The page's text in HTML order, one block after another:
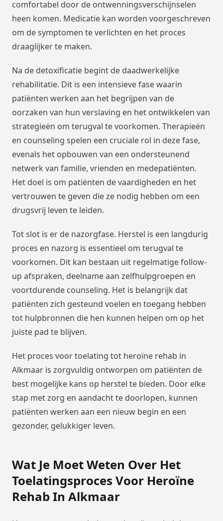
comfortabel door de ontwenningsverschijnselen
heen komen. Medicatie kan worden voorgeschreven
om de symptomen te verlichten en het proces
draaglijker te maken.
Na de detoxificatie begint de daadwerkelijke
rehabilitatie. Dit is een intensieve fase waarin
patiënten werken aan het begrijpen van de
oorzaken van hun verslaving en het ontwikkelen van
strategieën om terugval te voorkomen. Therapieën
en counseling spelen een cruciale rol in deze fase,
evenals het opbouwen van een ondersteunend
netwerk van familie, vrienden en medepatiënten.
Het doel is om patiënten de vaardigheden en het
vertrouwen te geven die ze nodig hebben om een
drugsvrij leven te leiden.
Tot slot is er de nazorgfase. Herstel is een langdurig
proces en nazorg is essentieel om terugval te
voorkomen. Dit kan bestaan uit regelmatige follow-
up afspraken, deelname aan zelfhulpgroepen en
voortdurende counseling. Het is belangrijk dat
patiënten zich gesteund voelen en toegang hebben
tot hulpbronnen die hen kunnen helpen om op het
juiste pad te blijven.
Het proces voor toelating tot heroïne rehab in
Alkmaar is zorgvuldig ontworpen om patiënten de
best mogelijke kans op herstel te bieden. Door elke
stap met zorg en aandacht te doorlopen, kunnen
patiënten werken aan een nieuw begin en een
gezonder, gelukkiger leven.
Wat Je Moet Weten Over Het
Toelatingsproces Voor Heroïne
Rehab In Alkmaar